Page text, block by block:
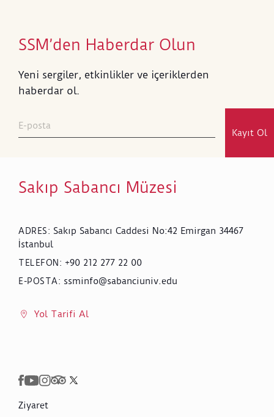
SSM’den Haberdar Olun
Yeni sergiler, etkinlikler ve içeriklerden
haberdar ol.
Kayıt Ol
Sakıp Sabancı Müzesi
ADRES: Sakıp Sabancı Caddesi No:42 Emirgan 34467
İstanbul
TELEFON : +90 212 277 22 00
E-POSTA: ssminfo@sabanciuniv.edu
Yol Tarifi Al
Ziyaret